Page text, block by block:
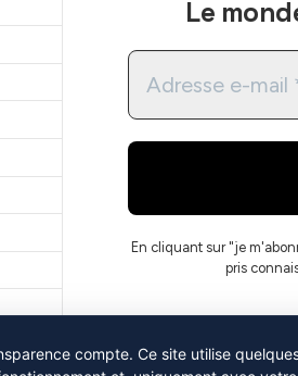
Le
En cliquant sur "je
pris
compte. Ce site utilise